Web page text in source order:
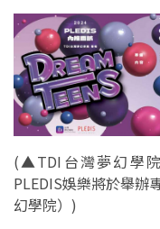
(▲TDI台灣夢幻學
PLEDIS娛樂將於舉辦
幻學院）)